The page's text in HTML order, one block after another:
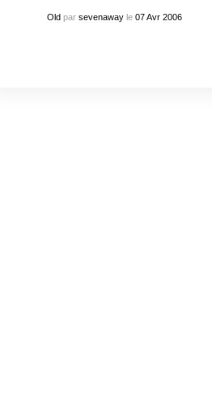
Old par sevenawayle 07 Avr 2006